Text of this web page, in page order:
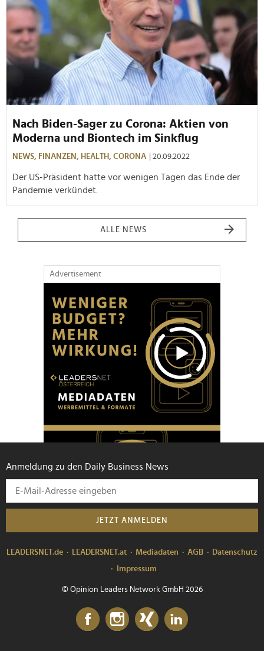
Nach Biden-Sager zu Corona: Aktien von
Moderna und Biontech im Sinkflug
NEWS, FINANZEN, HEALTH, CORONA | 20.09.2022
Der US-Präsident hatte vor wenigen Tagen das Ende der
Pandemie verkündet.
ALLE NEWS
Advertisement
Anmeldung zu den Daily Business News
JETZT ANMELDEN
LEADERSNET.de LEADERSNET.at Mediadaten AGB
Datenschutz
Impressum
© Opinion Leaders Network GmbH 2026